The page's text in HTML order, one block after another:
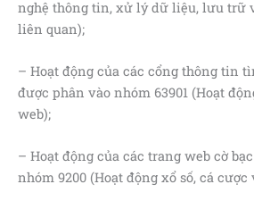
nghệ thông tin, xử lý dữ liệu, lưu trữ
liên quan);
– Hoạt động của các cổng thông tin
được phân vào nhóm 63901 (Hoạt
web);
– Hoạt động của các trang web cờ
nhóm 9200 (Hoạt động xổ số, cá cược